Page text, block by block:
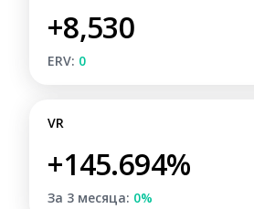
+8,530
ERV: 0
VR
+145.694%
За 3 месяца: 0%